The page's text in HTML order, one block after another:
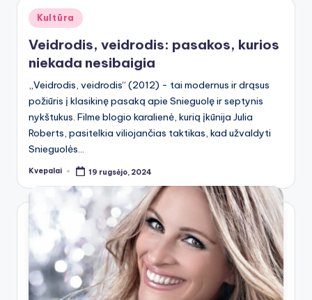
Posted
Kultūra
Veidrodis, veidrodis: pasakos, kurios
niekada nesibaigia
„Veidrodis, veidrodis“ (2012) - tai modernus ir drąsus
požiūris į klasikinę pasaką apie Snieguolę ir septynis
nykštukus. Filme blogio karalienė, kurią įkūnija Julia
Roberts, pasitelkia viliojančias taktikas, kad užvaldyti
Snieguolės…
Posted
Kvepalai 19 rugsėjo, 2024